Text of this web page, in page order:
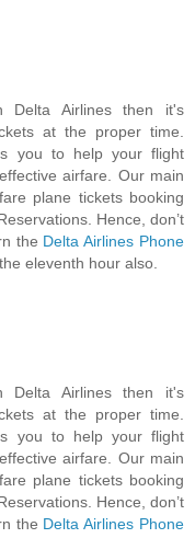
Delta Airlines then it's
at the proper time.
you to help your flight
airfare. Our main
plane tickets booking
Hence, don’t
the Delta Airlines Phone
eleventh hour also.
Delta Airlines then it's
at the proper time.
you to help your flight
airfare. Our main
plane tickets booking
Hence, don’t
the Delta Airlines Phone